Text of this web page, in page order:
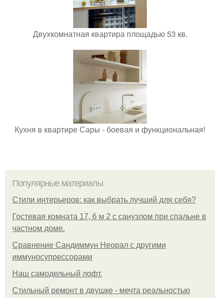
Двухкомнатная квартира площадью 53 кв.
Кухня в квартире Сары - боевая и функциональная!
Популярные материалы
Стили интерьеров: как выбрать лучший для себя?
Гостевая комната 17, 6 м 2 с санузлом при спальне в
частном доме.
Сравнение Сандиммун Неорал с другими
иммуносупрессорами
Наш самодельный лофт.
Стильный ремонт в двушке - мечта реальностью